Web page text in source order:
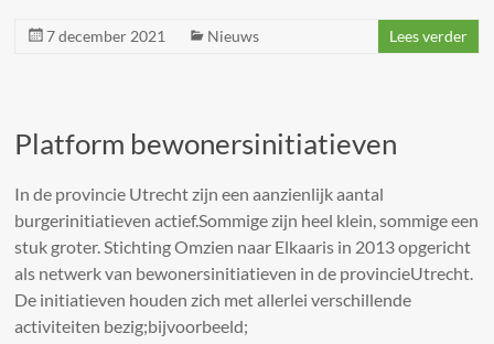
7 december 2021 Nieuws Lees verder
Platform bewonersinitiatieven
In de provincie Utrecht zijn een aanzienlijk aantal
burgerinitiatieven actief.Sommige zijn heel klein, sommige een
stuk groter. Stichting Omzien naar Elkaaris in 2013 opgericht
als netwerk van bewonersinitiatieven in de provincieUtrecht.
De initiatieven houden zich met allerlei verschillende
activiteiten bezig;bijvoorbeeld;